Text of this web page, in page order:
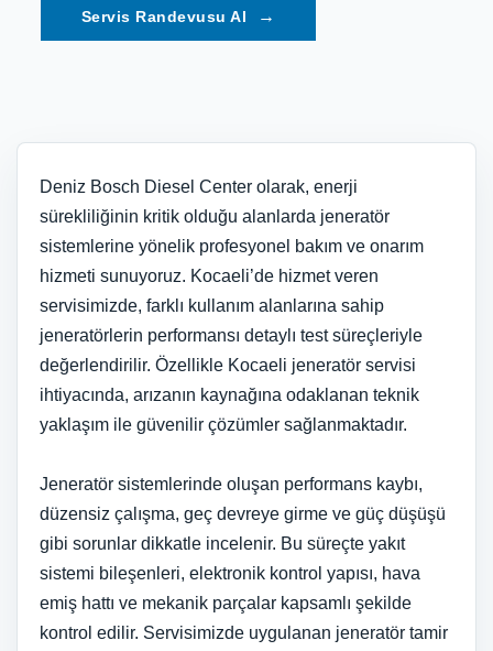
→
Deniz Bosch Diesel Center olarak, enerji
sürekliliğinin kritik olduğu alanlarda jeneratör
sistemlerine yönelik profesyonel bakım ve onarım
hizmeti sunuyoruz. Kocaeli’de hizmet veren
servisimizde, farklı kullanım alanlarına sahip
jeneratörlerin performansı detaylı test süreçleriyle
değerlendirilir. Özellikle Kocaeli jeneratör servisi
ihtiyacında, arızanın kaynağına odaklanan teknik
yaklaşım ile güvenilir çözümler sağlanmaktadır.
Jeneratör sistemlerinde oluşan performans kaybı,
düzensiz çalışma, geç devreye girme ve güç düşüşü
gibi sorunlar dikkatle incelenir. Bu süreçte yakıt
sistemi bileşenleri, elektronik kontrol yapısı, hava
emiş hattı ve mekanik parçalar kapsamlı şekilde
kontrol edilir. Servisimizde uygulanan jeneratör tamir